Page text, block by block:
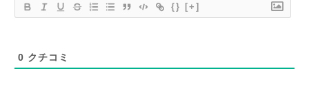
{} [+]
0 クチコミ